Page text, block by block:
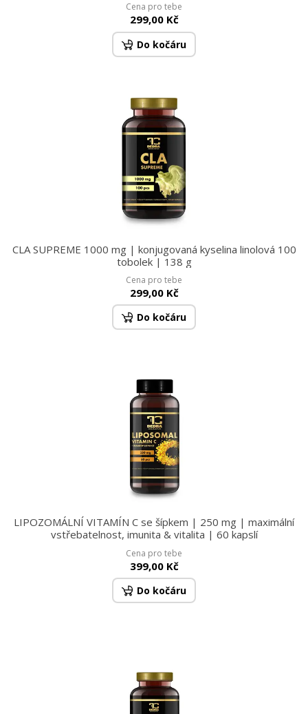
Cena pro tebe
299,00 Kč
Do kočáru
CLA SUPREME 1000 mg | konjugovaná kyselina linolová 100
tobolek | 138 g
Cena pro tebe
299,00 Kč
Do kočáru
LIPOZOMÁLNÍ VITAMÍN C se šípkem | 250 mg | maximální
vstřebatelnost, imunita & vitalita | 60 kapslí
Cena pro tebe
399,00 Kč
Do kočáru